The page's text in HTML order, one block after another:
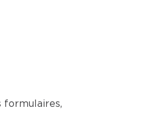
formulaires,